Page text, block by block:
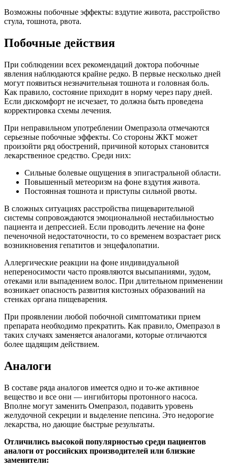
Возможны побочные эффекты: вздутие живота, расстройство
стула, тошнота, рвота.
Побочные действия
При соблюдении всех рекомендаций доктора побочные
явления наблюдаются крайне редко. В первые несколько дней
могут появиться незначительная тошнота и головная боль.
Как правило, состояние приходит в норму через пару дней.
Если дискомфорт не исчезает, то должна быть проведена
корректировка схемы лечения.
При неправильном употреблении Омепразола отмечаются
серьезные побочные эффекты. Со стороны ЖКТ может
произойти ряд обострений, причиной которых становится
лекарственное средство. Среди них:
Сильные болевые ощущения в эпигастральной области.
Повышенный метеоризм на фоне вздутия живота.
Постоянная тошнота и приступы сильной рвоты.
В сложных ситуациях расстройства пищеварительной
системы сопровождаются эмоциональной нестабильностью
пациента и депрессией. Если проводить лечение на фоне
печеночной недостаточности, то со временем возрастает риск
возникновения гепатитов и энцефалопатии.
Аллергические реакции на фоне индивидуальной
непереносимости часто проявляются высыпаниями, зудом,
отеками или выпадением волос. При длительном применении
возникает опасность развития кистозных образований на
стенках органа пищеварения.
При проявлении любой побочной симптоматики прием
препарата необходимо прекратить. Как правило, Омепразол в
таких случаях заменяется аналогами, которые отличаются
более щадящим действием.
Аналоги
В составе ряда аналогов имеется одно и то-же активное
вещество и все они — ингибиторы протонного насоса.
Вполне могут заменить Омепразол, подавить уровень
желудочной секреции и выделение пепсина. Это недорогие
лекарства, но дающие быстрые результаты.
Отличились высокой популярностью среди пациентов
аналоги от российских производителей или близкие
заменители: